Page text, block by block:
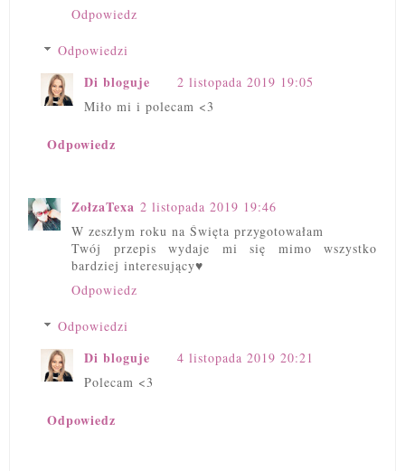
Odpowiedz
Odpowiedzi
Di bloguje
2 listopada 2019 19:05
Miło mi i polecam <3
Odpowiedz
ZołzaTexa 2 listopada 2019 19:46
W zeszłym roku na Święta przygotowałam
Twój przepis wydaje mi się mimo wszystko
bardziej interesujący♥️
Odpowiedz
Odpowiedzi
Di bloguje
4 listopada 2019 20:21
Polecam <3
Odpowiedz